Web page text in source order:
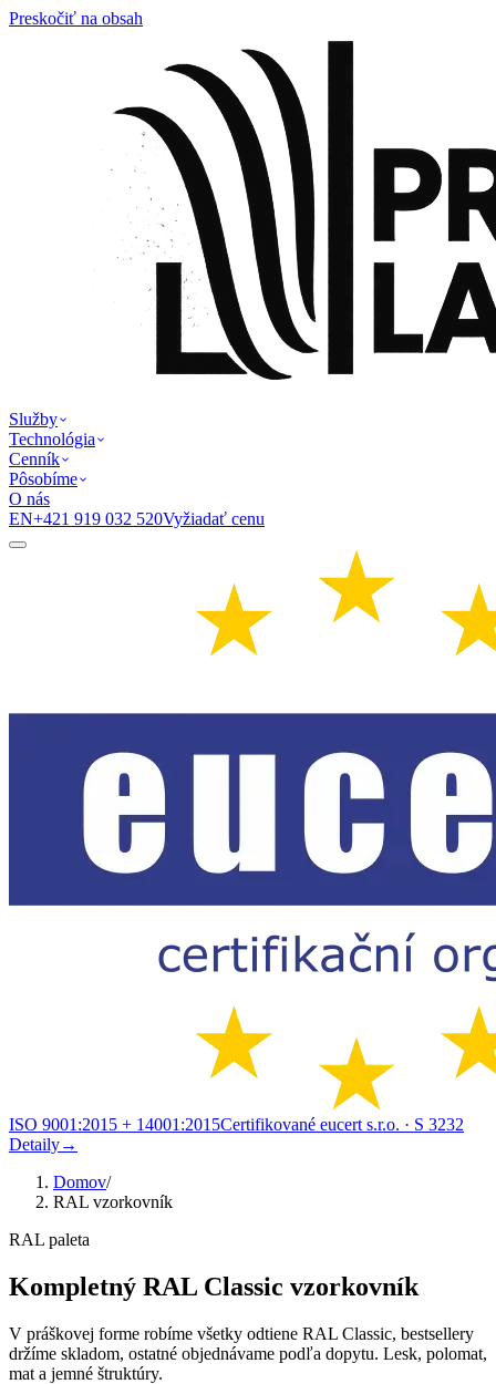
Preskočiť na obsah
Služby
Technológia
Cenník
Pôsobíme
O nás
EN+421 919 032 520Vyžiadať cenu
ISO 9001:2015 + 14001:2015Certifikované eucert s.r.o. · S 3232
Detaily→
Domov/
RAL vzorkovník
RAL paleta
Kompletný RAL Classic vzorkovník
V práškovej forme robíme všetky odtiene RAL Classic, bestsellery
držíme skladom, ostatné objednávame podľa dopytu. Lesk, polomat,
mat a jemné štruktúry.